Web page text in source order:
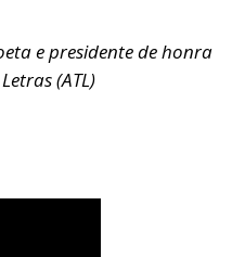
e presidente de honra
(ATL)